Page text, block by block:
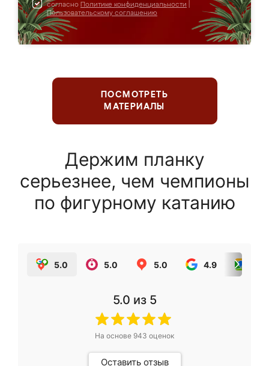
согласно Политике конфиденциальности
Пользовательскому соглашению
ПОСМОТРЕТЬ
МАТЕРИАЛЫ
Держим планку
серьезнее, чем чемпионы
по фигурному катанию
5.0 5.0 5.0 4.9
5.0 из 5
На основе 943 оценок
Оставить отзыв